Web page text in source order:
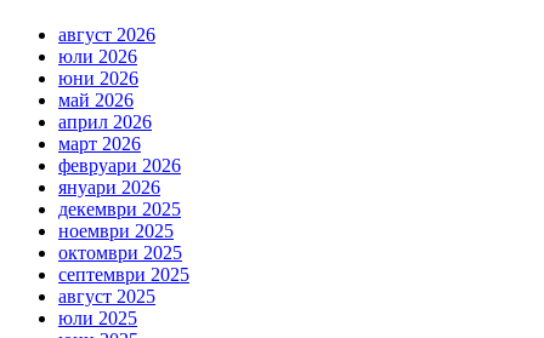
август 2026
юли 2026
юни 2026
май 2026
април 2026
март 2026
февруари 2026
януари 2026
декември 2025
ноември 2025
октомври 2025
септември 2025
август 2025
юли 2025